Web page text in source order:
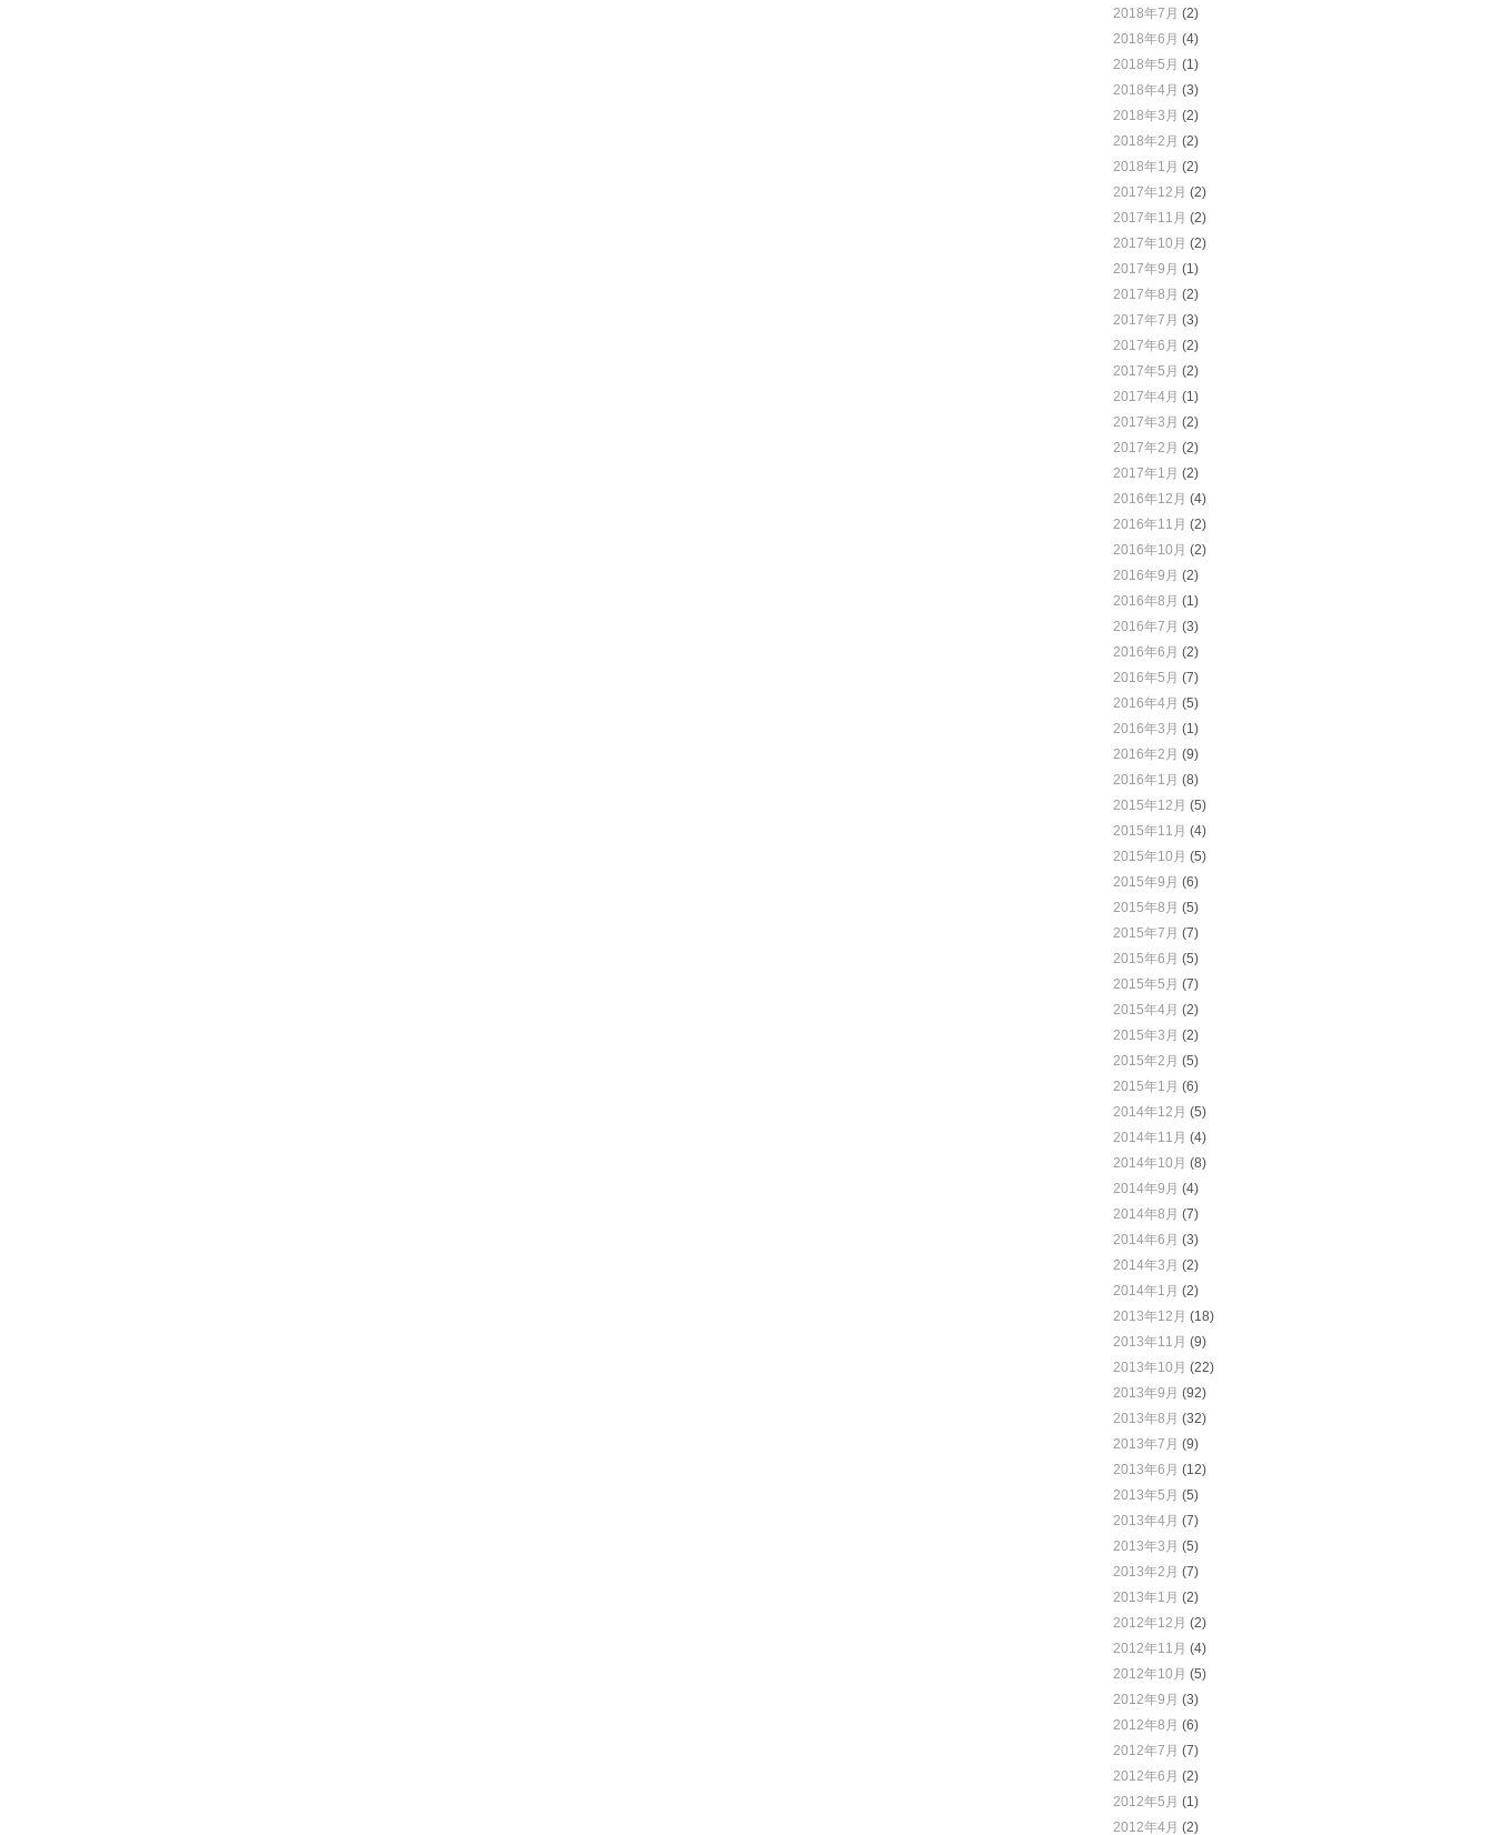
2018年7月 (2)
2018年6月 (4)
2018年5月 (1)
2018年4月 (3)
2018年3月 (2)
2018年2月 (2)
2018年1月 (2)
2017年12月 (2)
2017年11月 (2)
2017年10月 (2)
2017年9月 (1)
2017年8月 (2)
2017年7月 (3)
2017年6月 (2)
2017年5月 (2)
2017年4月 (1)
2017年3月 (2)
2017年2月 (2)
2017年1月 (2)
2016年12月 (4)
2016年11月 (2)
2016年10月 (2)
2016年9月 (2)
2016年8月 (1)
2016年7月 (3)
2016年6月 (2)
2016年5月 (7)
2016年4月 (5)
2016年3月 (1)
2016年2月 (9)
2016年1月 (8)
2015年12月 (5)
2015年11月 (4)
2015年10月 (5)
2015年9月 (6)
2015年8月 (5)
2015年7月 (7)
2015年6月 (5)
2015年5月 (7)
2015年4月 (2)
2015年3月 (2)
2015年2月 (5)
2015年1月 (6)
2014年12月 (5)
2014年11月 (4)
2014年10月 (8)
2014年9月 (4)
2014年8月 (7)
2014年6月 (3)
2014年3月 (2)
2014年1月 (2)
2013年12月 (18)
2013年11月 (9)
2013年10月 (22)
2013年9月 (92)
2013年8月 (32)
2013年7月 (9)
2013年6月 (12)
2013年5月 (5)
2013年4月 (7)
2013年3月 (5)
2013年2月 (7)
2013年1月 (2)
2012年12月 (2)
2012年11月 (4)
2012年10月 (5)
2012年9月 (3)
2012年8月 (6)
2012年7月 (7)
2012年6月 (2)
2012年5月 (1)
2012年4月 (2)